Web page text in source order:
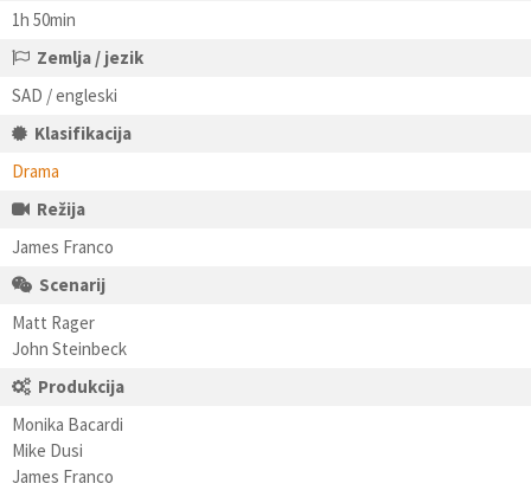
1h 50min
Zemlja / jezik
SAD / engleski
Klasifikacija
Drama
Režija
James Franco
Scenarij
Matt Rager
John Steinbeck
Produkcija
Monika Bacardi
Mike Dusi
James Franco